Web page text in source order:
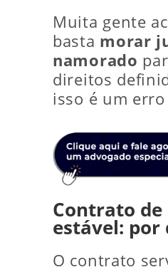
Muita gente
basta morar
namorado
direitos
isso é um
Contrato
estável: por
O contrato